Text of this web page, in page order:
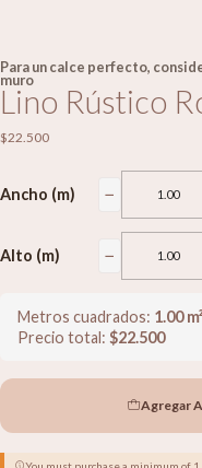
Para un calce perfecto,
muro
Lino Rústico
$22.500
Ancho (m) −
Alto (m) −
Metros cuadrados: 1.00m²
Precio total: $22.500
Agregar